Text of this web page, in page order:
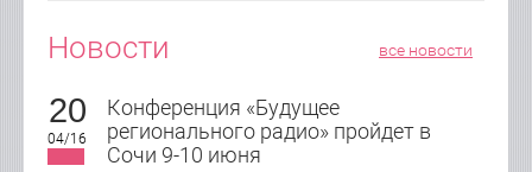
Новости все новости
20
04/16
Конференция «Будущее
регионального радио» пройдет в
Сочи 9-10 июня